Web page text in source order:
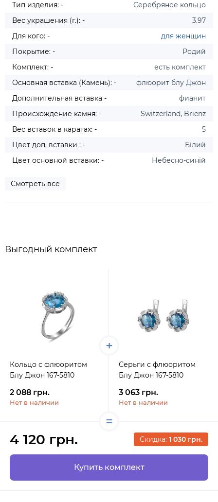
Тип изделия: -
Серебряное кольцо
Вес украшения (г.): -
3.97
Для кого: -
для женщин
Покрытие: -
Родий
Комплект: -
есть комплект
Основная вставка (Камень): -
флюорит блу Джон
Дополнительная вставка -
фианит
Происхождение камня: -
Switzerland, Brienz
Вес вставок в каратах: -
5
Цвет доп. вставки : -
Білий
Цвет основной вставки: -
Небесно-синій
Смотреть все
Выгодный комплект
Кольцо с флюоритом
Блу Джон 167-5810
2 088 грн.
Нет в наличии
Серьги с флюоритом
Блу Джон 167-5810
3 063 грн.
Нет в наличии
4 120 грн. Скидка: 1 030 грн.
Купить комплект